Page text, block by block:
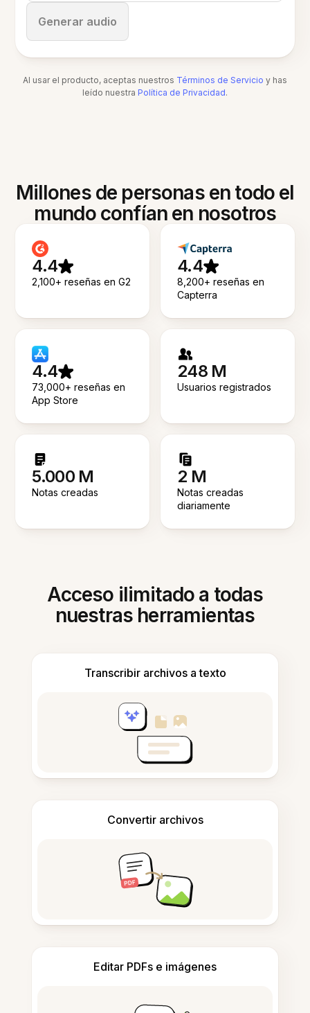
Generar audio
Detener
Al usar el producto, aceptas nuestros Términos de Servicio y has
leído nuestra Política de Privacidad.
Millones de personas en todo el
mundo confían en nosotros
4.4
2,100+ reseñas en G2
4.4
8,200+ reseñas en
Capterra
4.4
73,000+ reseñas en
App Store
248 M
Usuarios registrados
5.000 M
Notas creadas
2 M
Notas creadas
diariamente
Acceso ilimitado a todas
nuestras herramientas
Transcribir archivos a texto
Convertir archivos
Editar PDFs e imágenes